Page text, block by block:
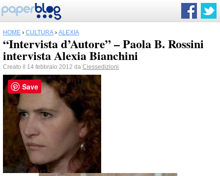
HOME › CULTURA › ALEXIA
“Intervista d’Autore” – Paola B. Rossini
intervista Alexia Bianchini
Creato il 14 febbraio 2012 da Ciessedizioni
Save